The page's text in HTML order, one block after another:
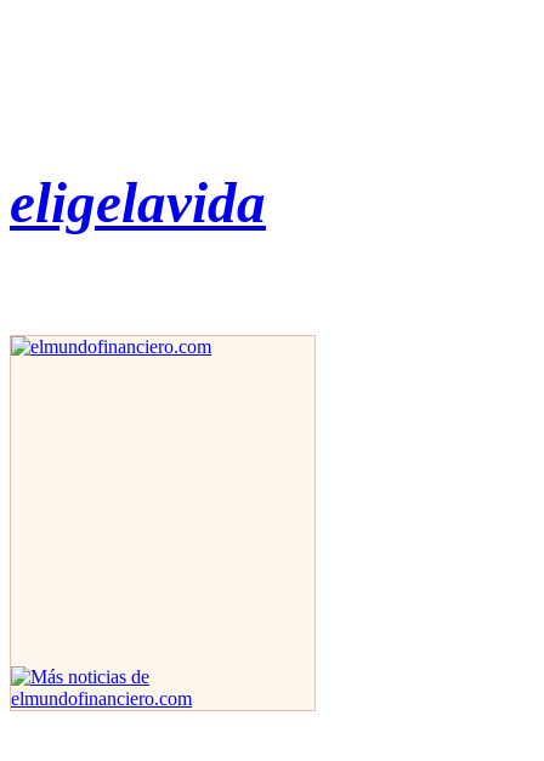
eligelavida